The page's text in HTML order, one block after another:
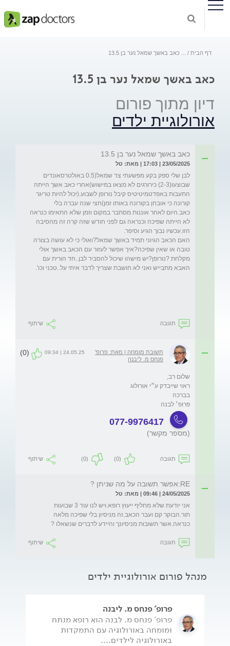
דף הבית כאב באשך שמאל נער בן 13.5
כאב באשך שמאל נער בן 13.5
דיון מתוך פורום
אורולוגיית ילדים
כאב באשך שמאל נער בן 13.5
23/05/2025 | 17:03 | מאת: טל
לבן שלי ספק בקע מפשעתי צד שמאל(0.5 באולטרסאונדים
שבוצעו(2-3) כירורגים לא מצאו במישוש)אחרי כאב אשך הייתה
התעבות באפדטמיטיטיס קיבל נורופן לשבוע.(יכול להיות טריגר
קורונה כי אובחן בקורונה באותו זמן)חצי שנה עברה בלי
כאב.היום לאחר אוננות מסתבר במקום וזמן שלא התאימו כנראה
לא הייתה שפיכה וכנראה גם לפני חודש שזה קרה זה מהסיבה
האם הכאב הגיוני תמיד באשך שמאל?ואולי כי לא עושה בצורה
טובה או שאין שפיכה?איך אפשר לעזור עם הכאב באשך אולי
מקלחת ?נורופן?יש מישהו שיכול להסביר לבן..חד הורית עם
תגובה שיתוף
תשובת מומחה | מאת: פרופ'
פנחס מ. ליבנה
24.05.25 | 09:34
(0)
פרופ׳ לבנה
077-9976417
(מספר מקשר)
תגובה (0)
(0) שיתוף
RE:אפשר תשובה על מה שניתן ?
24/05/2025 | 09:46 | מאת: טל
אני יודעת שלא מחליף ייעוץ רופא.ויש לנו עוד 3 שבועות
תור.הבוקר קם ועבר הכאב.זה מניסיון בלי שפיכה מלאה
כנראה.אשר תשובות מניסיונך והיידע לדברים שנשאלו ?
תגובה שיתוף
מנהל פורום אורולוגיית ילדים
פרופ' פנחס מ. ליבנה
פרופ' פנחס מ. לבנה הוא רופא מנתח
ומומחה באורולוגיה עם התמקדות
באורולוגיה לילדים....